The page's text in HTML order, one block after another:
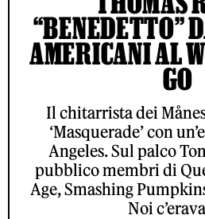
“BENEDETTO”
AMERICANI AL
GO
Il chitarrista dei
‘Masquerade’ con
Angeles. Sul palco
pubblico membri di
Age, Smashing
Noi